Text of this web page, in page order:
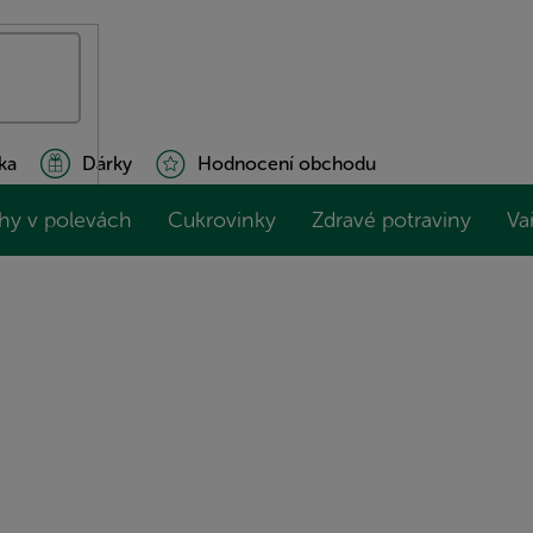
Dárky Hodnocení obchodu
v polevách Cukrovinky Zdravé potraviny